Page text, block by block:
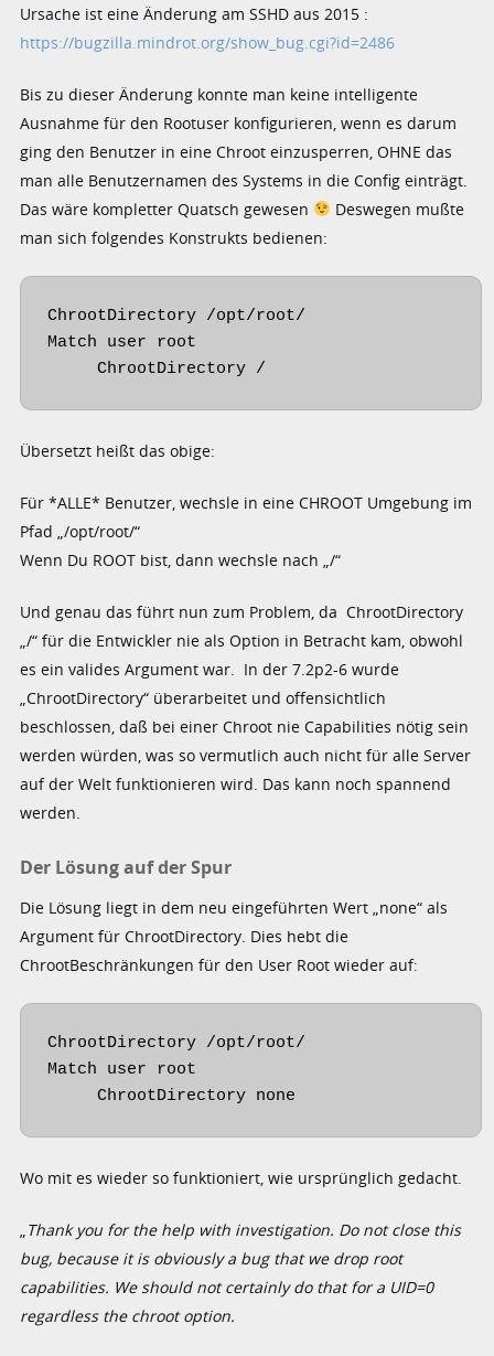
Ursache ist eine Änderung am SSHD aus 2015 :
https://bugzilla.mindrot.org/show_bug.cgi?id=2486
Bis zu dieser Änderung konnte man keine intelligente
Ausnahme für den Rootuser konfigurieren, wenn es darum
ging den Benutzer in eine Chroot einzusperren, OHNE das
man alle Benutzernamen des Systems in die Config einträgt.
Das wäre kompletter Quatsch gewesen
Deswegen mußte
man sich folgendes Konstrukts bedienen:
ChrootDirectory /opt/root/
Match user root
ChrootDirectory /
Übersetzt heißt das obige:
Für *ALLE* Benutzer, wechsle in eine CHROOT Umgebung im
Pfad „/opt/root/“
Wenn Du ROOT bist, dann wechsle nach „/“
Und genau das führt nun zum Problem, da ChrootDirectory
„/“ für die Entwickler nie als Option in Betracht kam, obwohl
es ein valides Argument war. In der 7.2p2-6 wurde
„ChrootDirectory“ überarbeitet und offensichtlich
beschlossen, daß bei einer Chroot nie Capabilities nötig sein
werden würden, was so vermutlich auch nicht für alle Server
auf der Welt funktionieren wird. Das kann noch spannend
werden.
Der Lösung auf der Spur
Die Lösung liegt in dem neu eingeführten Wert „none“ als
Argument für ChrootDirectory. Dies hebt die
ChrootBeschränkungen für den User Root wieder auf:
ChrootDirectory /opt/root/
Match user root
ChrootDirectory none
Wo mit es wieder so funktioniert, wie ursprünglich gedacht.
„Thank you for the help with investigation. Do not close this
bug, because it is obviously a bug that we drop root
capabilities. We should not certainly do that for a UID=0
regardless the chroot option.